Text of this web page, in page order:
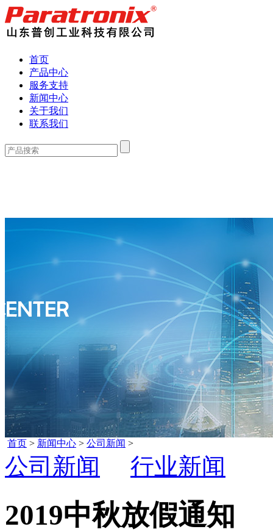
首页
产品中心
服务支持
新闻中心
关于我们
联系我们
首页 > 新闻中心 > 公司新闻 >
公司新闻 行业新闻
2019中秋放假通知